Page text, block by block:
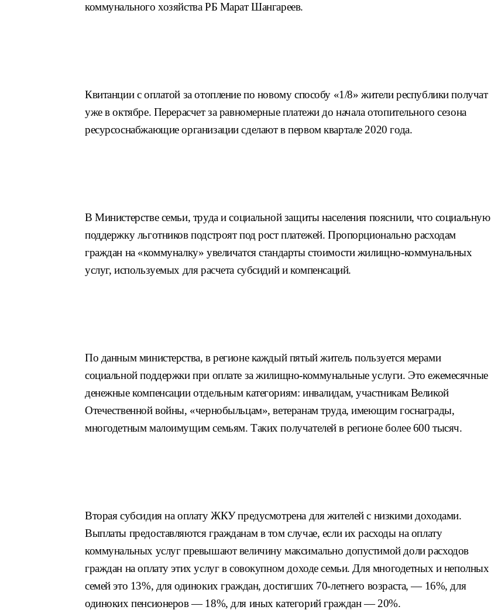
коммунального хозяйства РБ Марат Шангареев.
Квитанции с оплатой за отопление по новому способу «1/8» жители республики получат
уже в октябре. Перерасчет за равномерные платежи до начала отопительного сезона
ресурсоснабжающие организации сделают в первом квартале 2020 года.
В Министерстве семьи, труда и социальной защиты населения пояснили, что социальную
поддержку льготников подстроят под рост платежей. Пропорционально расходам
граждан на «коммуналку» увеличатся стандарты стоимости жилищно-коммунальных
услуг, используемых для расчета субсидий и компенсаций.
По данным министерства, в регионе каждый пятый житель пользуется мерами
социальной поддержки при оплате за жилищно-коммунальные услуги. Это ежемесячные
денежные компенсации отдельным категориям: инвалидам, участникам Великой
Отечественной войны, «чернобыльцам», ветеранам труда, имеющим госнаграды,
многодетным малоимущим семьям. Таких получателей в регионе более 600 тысяч.
Вторая субсидия на оплату ЖКУ предусмотрена для жителей с низкими доходами.
Выплаты предоставляются гражданам в том случае, если их расходы на оплату
коммунальных услуг превышают величину максимально допустимой доли расходов
граждан на оплату этих услуг в совокупном доходе семьи. Для многодетных и неполных
семей это 13%, для одиноких граждан, достигших 70-летнего возраста, — 16%, для
одиноких пенсионеров — 18%, для иных категорий граждан — 20%.